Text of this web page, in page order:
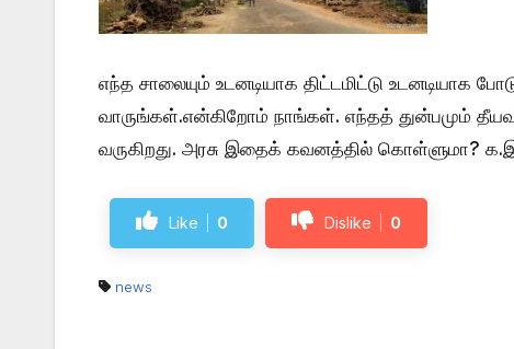
எந்த சாலையும் உடனடியாக திட்டமிட்டு உடனடியாக
வாருங்கள்.என்கிறோம் நாங்கள். எந்தத் துன்பமும்
வருகிறது. அரசு இதைக் கவனத்தில் கொள்ளுமா?
Like 0 Dislike 0
news